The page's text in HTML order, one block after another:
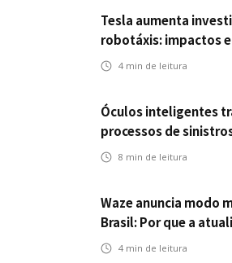
Tesla aumenta
robotáxis: impactos e
mobilidade
4 min de leitura
Óculos inteligentes
processos de
seguros
8 min de leitura
Waze anuncia modo
Brasil: Por que a
ao mercado
4 min de leitura